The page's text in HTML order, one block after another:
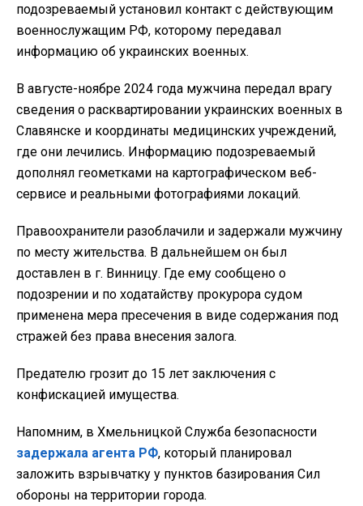
подозреваемый установил контакт с действующим
военнослужащим РФ, которому передавал
информацию об украинских военных.
В августе-ноябре 2024 года мужчина передал врагу
сведения о расквартировании украинских военных в
Славянске и координаты медицинских учреждений,
где они лечились. Информацию подозреваемый
дополнял геометками на картографическом веб-
сервисе и реальными фотографиями локаций.
Правоохранители разоблачили и задержали мужчину
по месту жительства. В дальнейшем он был
доставлен в г. Винницу. Где ему сообщено о
подозрении и по ходатайству прокурора судом
применена мера пресечения в виде содержания под
стражей без права внесения залога.
Предателю грозит до 15 лет заключения с
конфискацией имущества.
Напомним, в Хмельницкой Служба безопасности
задержала агента РФ, который планировал
заложить взрывчатку у пунктов базирования Сил
обороны на территории города.